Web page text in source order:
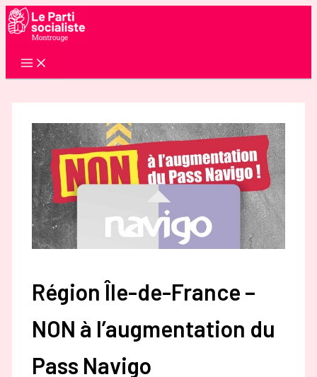
Aller
au
Région Île-de-France –
NON à l’augmentation du
Pass Navigo